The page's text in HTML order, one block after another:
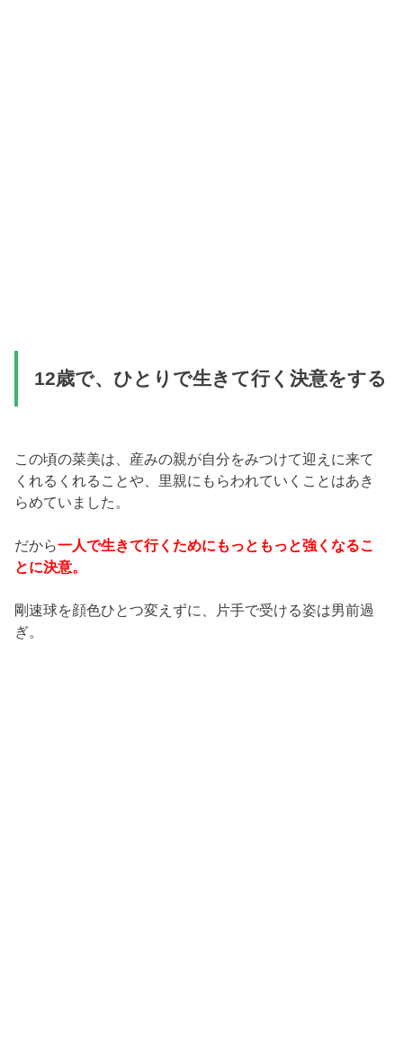
12歳で、ひとりで生きて行く決意をする
この頃の菜美は、産みの親が自分をみつけて迎えに来て
くれるくれることや、里親にもらわれていくことはあき
らめていました。
だから一人で生きて行くためにもっともっと強くなるこ
とに決意。
剛速球を顔色ひとつ変えずに、片手で受ける姿は男前過
ぎ。